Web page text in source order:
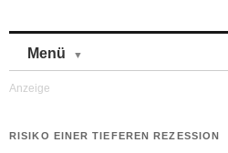
Menü
RISIKO EINER TIEFEREN REZESSION